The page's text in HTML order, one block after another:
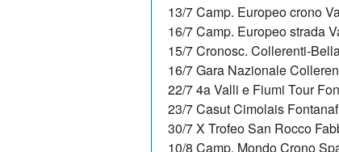
13/7 Camp. Europeo crono
16/7 Camp. Europeo strada
15/7 Cronosc. Collerenti-
16/7 Gara Nazionale
22/7 4a Valli e Fiumi Tour
23/7 Casut Cimolais
30/7 X Trofeo San Rocco
10/8 Camp. Mondo Crono